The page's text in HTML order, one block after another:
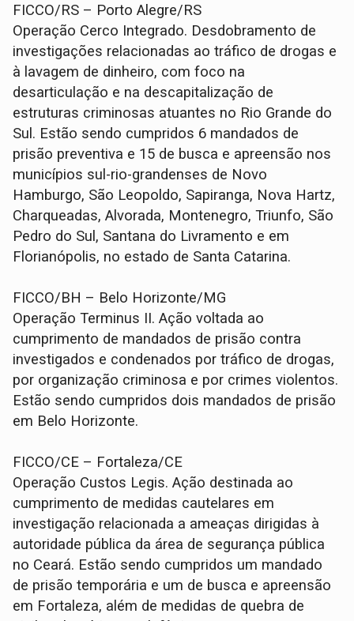
FICCO/RS – Porto Alegre/RS
Operação Cerco Integrado. Desdobramento de
investigações relacionadas ao tráfico de drogas e
à lavagem de dinheiro, com foco na
desarticulação e na descapitalização de
estruturas criminosas atuantes no Rio Grande do
Sul. Estão sendo cumpridos 6 mandados de
prisão preventiva e 15 de busca e apreensão nos
municípios sul-rio-grandenses de Novo
Hamburgo, São Leopoldo, Sapiranga, Nova Hartz,
Charqueadas, Alvorada, Montenegro, Triunfo, São
Pedro do Sul, Santana do Livramento e em
Florianópolis, no estado de Santa Catarina.
FICCO/BH – Belo Horizonte/MG
Operação Terminus II. Ação voltada ao
cumprimento de mandados de prisão contra
investigados e condenados por tráfico de drogas,
por organização criminosa e por crimes violentos.
Estão sendo cumpridos dois mandados de prisão
em Belo Horizonte.
FICCO/CE – Fortaleza/CE
Operação Custos Legis. Ação destinada ao
cumprimento de medidas cautelares em
investigação relacionada a ameaças dirigidas à
autoridade pública da área de segurança pública
no Ceará. Estão sendo cumpridos um mandado
de prisão temporária e um de busca e apreensão
em Fortaleza, além de medidas de quebra de